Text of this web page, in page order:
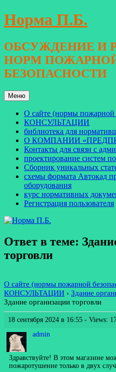
Перейти
к
Норма П.Б.
ОБСУЖДЕНИЕ И
НОРМ
БЕЗОПАСНОСТИ
Меню
О сайте (нормы пожарной
КОНСУЛЬТАЦИИ
библиотека для
О КОМПАНИИ
Контакты для связи с
проектирование систем
Сборник уникальных
схемы формата Автокад
оборудования
курс нормативных
Регистрация пользователя
Ответ в теме:
торговли
О сайте (нормы пожарной
КОНСУЛЬТАЦИИ › Здание
Здание организации торговли
18 сентября 2024 в 16:55 - Views:
admin
Здравствуйте! В этом магазине
пожаротушение только в двух